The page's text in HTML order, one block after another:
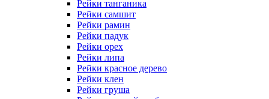
Рейки танганика
Рейки самшит
Рейки рамин
Рейки падук
Рейки орех
Рейки липа
Рейки красное дерево
Рейки клен
Рейки груша